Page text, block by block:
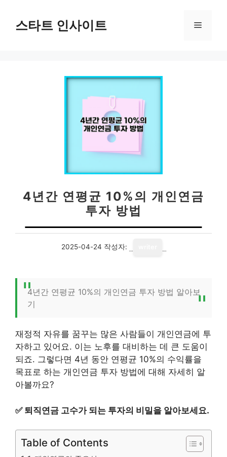
스타트 인사이트 메
4년간 연평균 10%의 개인연금
투자 방법
2025-04-24 작성자:
4년간 연평균 10%의 개인연금 투자 방법 알아보
기
재정적 자유를 꿈꾸는 많은 사람들이 개인연금에 투
자하고 있어요. 이는 노후를 대비하는 데 큰 도움이
되죠. 그렇다면 4년 동안 연평균 10%의 수익률을
목표로 하는 개인연금 투자 방법에 대해 자세히 알
아볼까요?
✅ 퇴직연금 고수가 되는 투자의 비밀을 알아보세요.
Table of Contents